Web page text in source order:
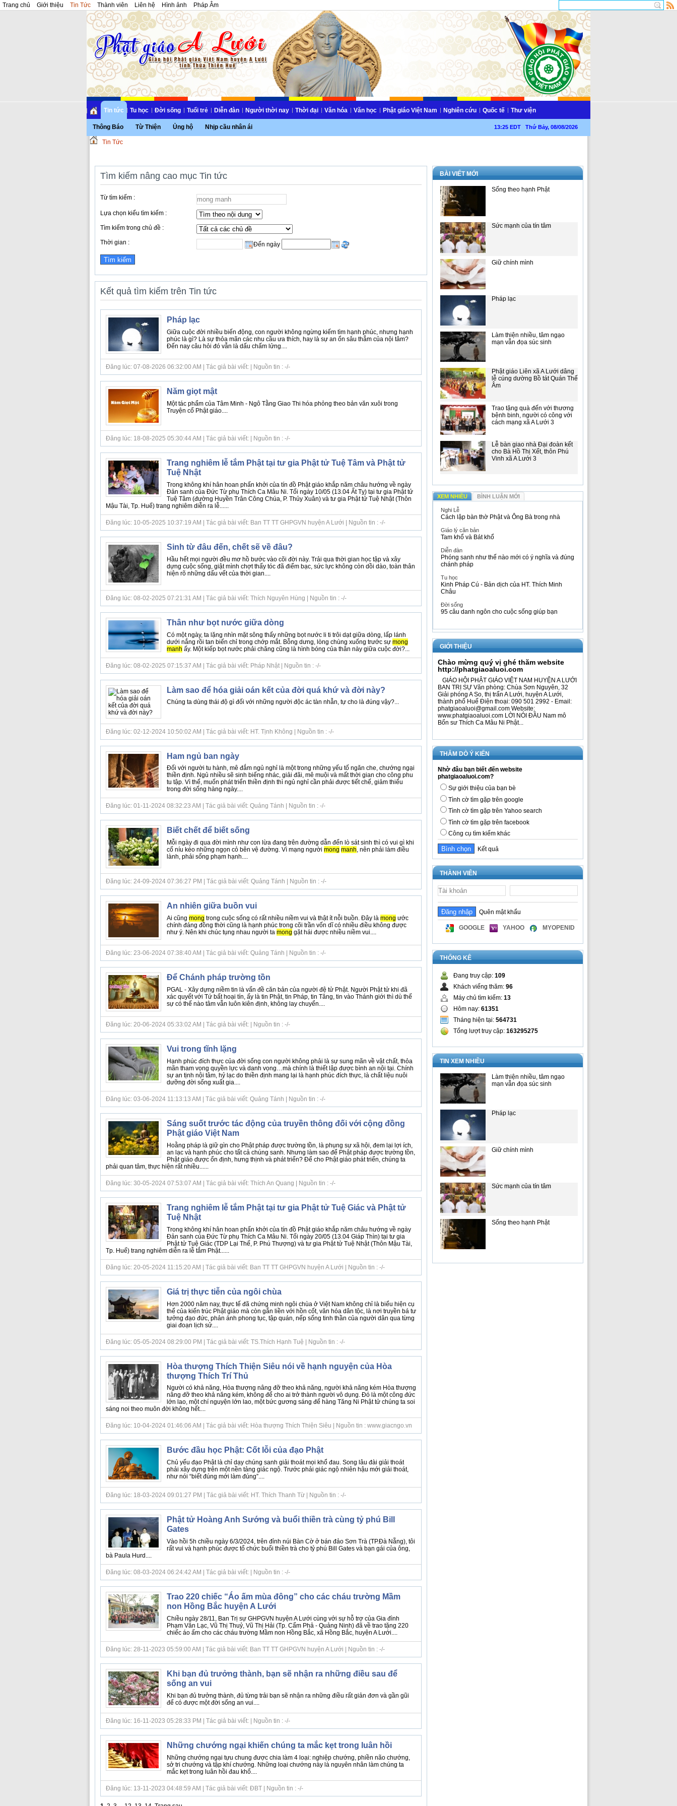
Trang chủ Giới thiệu Tin Tức Thành viên Liên hệ Hình ảnh Pháp Âm
Tin tức
Thông Báo Từ Thiện Ủng hộ Nhịp cầu nhân ái
Tu học Đời sống Tuổi trẻ Diễn đàn Người thời nay Thời đại Văn hóa Văn học Phật giáo Việt Nam Nghiên cứu Quốc tế Thư viện
13:25 EDT Thứ Bảy, 08/08/2026
Tin Tức
Tìm kiếm nâng cao mục Tin tức
Từ tìm kiếm :
Lựa chọn kiểu tìm kiếm :
Tìm kiếm trong chủ đề :
Thời gian : Đến ngày
Kết quả tìm kiếm trên Tin tức
Pháp lạc
Giữa cuộc đời nhiều biến động, con người không ngừng kiếm tìm hạnh phúc, nhưng hạnh
phúc là gì? Là sự thỏa mãn các nhu cầu ưa thích, hay là sự an ổn sâu thẳm của nội tâm?
Đến nay câu hỏi đó vẫn là dấu chấm lửng....
Đăng lúc: 07-08-2026 06:32:00 AM | Tác giả bài viết: | Nguồn tin : -/-
Năm giọt mật
Một tác phẩm của Tâm Minh - Ngô Tằng Giao Thi hóa phỏng theo bản văn xuôi trong
Truyện cổ Phật giáo....
Đăng lúc: 18-08-2025 05:30:44 AM | Tác giả bài viết: | Nguồn tin : -/-
Trang nghiêm lễ tắm Phật tại tư gia Phật tử Tuệ Tâm và Phật tử
Tuệ Nhật
Trong không khí hân hoan phấn khởi của tín đồ Phật giáo khắp năm châu hướng về ngày
Đản sanh của Đức Từ phụ Thích Ca Mâu Ni. Tối ngày 10/05 (13.04 Ất Tỵ) tại tư gia Phật tử
Tuệ Tâm (đường Huyền Trân Công Chúa, P. Thủy Xuân) và tư gia Phật tử Tuệ Nhật (Thôn
Mậu Tài, Tp. Huế) trang nghiêm diễn ra lễ......
Đăng lúc: 10-05-2025 10:37:19 AM | Tác giả bài viết: Ban TT TT GHPGVN huyện A Lưới | Nguồn tin : -/-
Sinh từ đâu đến, chết sẽ về đâu?
Hầu hết mọi người đều mơ hồ bước vào cõi đời này. Trải qua thời gian học tập và xây
dựng cuộc sống, giật mình chợt thấy tóc đã điểm bạc, sức lực không còn dồi dào, toàn thân
hiện rõ những dấu vết của thời gian....
Đăng lúc: 08-02-2025 07:21:31 AM | Tác giả bài viết: Thích Nguyên Hùng | Nguồn tin : -/-
Thân như bọt nước giữa dòng
Có một ngày, ta lặng nhìn mặt sông thấy những bọt nước li ti trôi dạt giữa dòng, lấp lánh
dưới nắng rồi tan biến chỉ trong chớp mắt. Bỗng dưng, lòng chùng xuống trước sự mong
manh ấy. Một kiếp bọt nước phải chăng cũng là hình bóng của thân này giữa cuộc đời?...
Đăng lúc: 08-02-2025 07:15:37 AM | Tác giả bài viết: Pháp Nhật | Nguồn tin : -/-
Làm sao để hóa giải oán kết của đời quá khứ và đời này?
Chúng ta dùng thái độ gì đối với những người độc ác tàn nhẫn, tự cho là đúng vậy?...
Đăng lúc: 02-12-2024 10:50:02 AM | Tác giả bài viết: HT. Tịnh Không | Nguồn tin : -/-
Ham ngủ ban ngày
Đối với người tu hành, mê đắm ngủ nghỉ là một trong những yếu tố ngăn che, chướng ngại
thiền định. Ngủ nhiều sẽ sinh biếng nhác, giải đãi, mê muội và mất thời gian cho công phu
tu tập. Vì thế, muốn phát triển thiền định thì ngủ nghỉ cần phải được tiết chế, giảm thiểu
trong đời sống hàng ngày....
Đăng lúc: 01-11-2024 08:32:23 AM | Tác giả bài viết: Quảng Tánh | Nguồn tin : -/-
Biết chết để biết sống
Mỗi ngày đi qua đời mình như con lừa đang trên đường dẫn đến lò sát sinh thì có vui gì khi
cố níu kéo những ngọn cỏ bên vệ đường. Vì mạng người mong manh, nên phải làm điều
lành, phải sống phạm hạnh....
Đăng lúc: 24-09-2024 07:36:27 PM | Tác giả bài viết: Quảng Tánh | Nguồn tin : -/-
An nhiên giữa buồn vui
Ai cũng mong trong cuộc sống có rất nhiều niềm vui và thật ít nỗi buồn. Đây là mong ước
chính đáng đồng thời cũng là hạnh phúc trong cõi trần vốn dĩ có nhiều điều không được
như ý. Nên khi chúc tụng nhau người ta mong gặt hái được nhiều niềm vui....
Đăng lúc: 23-06-2024 07:38:40 AM | Tác giả bài viết: Quảng Tánh | Nguồn tin : -/-
Để Chánh pháp trường tồn
PGAL - Xây dựng niềm tin là vấn đề căn bản của người đệ tử Phật. Người Phật tử khi đã
xác quyết với Tứ bất hoại tín, ấy là tin Phật, tin Pháp, tin Tăng, tin vào Thánh giới thì dù thế
sự có thế nào tâm vẫn luôn kiên định, không lay chuyển....
Đăng lúc: 20-06-2024 05:33:02 AM | Tác giả bài viết: | Nguồn tin : -/-
Vui trong tĩnh lặng
Hạnh phúc đích thực của đời sống con người không phải là sự sung mãn về vật chất, thỏa
mãn tham vọng quyền lực và danh vọng…mà chính là thiết lập được bình an nội tại. Chính
sự an tịnh nội tâm, hỷ lạc do thiền định mang lại là hạnh phúc đích thực, là chất liệu nuôi
dưỡng đời sống xuất gia....
Đăng lúc: 03-06-2024 11:13:13 AM | Tác giả bài viết: Quảng Tánh | Nguồn tin : -/-
Sáng suốt trước tác động của truyền thông đối với cộng đồng
Phật giáo Việt Nam
Hoằng pháp là giữ gìn cho Phật pháp được trường tồn, là phụng sự xã hội, đem lại lợi ích,
an lạc và hạnh phúc cho tất cả chúng sanh. Nhưng làm sao để Phật pháp được trường tồn,
Phật giáo được ổn định, hưng thịnh và phát triển? Để cho Phật giáo phát triển, chúng ta
phải quan tâm, thực hiện rất nhiều......
Đăng lúc: 30-05-2024 07:53:07 AM | Tác giả bài viết: Thích An Quang | Nguồn tin : -/-
Trang nghiêm lễ tắm Phật tại tư gia Phật tử Tuệ Giác và Phật tử
Tuệ Nhật
Trong không khí hân hoan phấn khởi của tín đồ Phật giáo khắp năm châu hướng về ngày
Đản sanh của Đức Từ phụ Thích Ca Mâu Ni. Tối ngày 20/05 (13.04 Giáp Thìn) tại tư gia
Phật tử Tuệ Giác (TDP Lại Thế, P. Phú Thượng) và tư gia Phật tử Tuệ Nhật (Thôn Mậu Tài,
Tp. Huế) trang nghiêm diễn ra lễ tắm Phật......
Đăng lúc: 20-05-2024 11:15:20 AM | Tác giả bài viết: Ban TT TT GHPGVN huyện A Lưới | Nguồn tin : -/-
Giá trị thực tiễn của ngôi chùa
Hơn 2000 năm nay, thực tế đã chứng minh ngôi chùa ở Việt Nam không chỉ là biểu hiện cụ
thể của kiến trúc Phật giáo mà còn gắn liền với hồn cốt, văn hóa dân tộc, là nơi truyền bá tư
tưởng đạo đức, phản ánh phong tục, tập quán, nếp sống tinh thần của người dân qua từng
giai đoạn lịch sử....
Đăng lúc: 05-05-2024 08:29:00 PM | Tác giả bài viết: TS.Thích Hạnh Tuệ | Nguồn tin : -/-
Hòa thượng Thích Thiện Siêu nói về hạnh nguyện của Hòa
thượng Thích Trí Thủ
Người có khả năng, Hòa thượng nâng đỡ theo khả năng, người khả năng kém Hòa thượng
nâng đỡ theo khả năng kém, không để cho ai trở thành người vô dụng. Đó là một công đức
lớn lao, một chí nguyện lớn lao, một bức gương sáng để hàng Tăng Ni Phật tử chúng ta soi
sáng noi theo muôn đời không hết....
Đăng lúc: 10-04-2024 01:46:06 AM | Tác giả bài viết: Hòa thượng Thích Thiện Siêu | Nguồn tin : www.giacngo.vn
Bước đầu học Phật: Cốt lỗi của đạo Phật
Chủ yếu đạo Phật là chỉ dạy chúng sanh giải thoát mọi khổ đau. Song lâu đài giải thoát
phải xây dựng trên một nền tảng giác ngộ. Trước phải giác ngộ nhiên hậu mới giải thoát,
như nói “biết đúng mới làm đúng”....
Đăng lúc: 18-03-2024 09:01:27 PM | Tác giả bài viết: HT. Thích Thanh Từ | Nguồn tin : -/-
Phật tử Hoàng Anh Sướng và buổi thiền trà cùng tỷ phú Bill
Gates
Vào hồi 5h chiều ngày 6/3/2024, trên đỉnh núi Bàn Cờ ở bán đảo Sơn Trà (TP.Đà Nẵng), tôi
rất vui và hạnh phúc được tổ chức buổi thiền trà cho tỷ phú Bill Gates và bạn gái của ông,
bà Paula Hurd....
Đăng lúc: 08-03-2024 06:24:42 AM | Tác giả bài viết: | Nguồn tin : -/-
Trao 220 chiếc “Áo ấm mùa đông” cho các cháu trường Mầm
non Hồng Bắc huyện A Lưới
Chiều ngày 28/11, Ban Trị sự GHPGVN huyện A Lưới cùng với sự hỗ trợ của Gia đình
Phạm Văn Lạc, Vũ Thị Thuỷ, Vũ Thị Hải (Tp. Cẩm Phả - Quảng Ninh) đã về trao tặng 220
chiếc áo ấm cho các cháu trường Mầm non Hồng Bắc, xã Hồng Bắc, huyện A Lưới....
Đăng lúc: 28-11-2023 05:59:00 AM | Tác giả bài viết: Ban TT TT GHPGVN huyện A Lưới | Nguồn tin : -/-
Khi bạn đủ trưởng thành, bạn sẽ nhận ra những điều sau để
sống an vui
Khi bạn đủ trưởng thành, đủ từng trải bạn sẽ nhận ra những điều rất giản đơn và gần gũi
để có được một đời sống an vui....
Đăng lúc: 16-11-2023 05:28:33 PM | Tác giả bài viết: | Nguồn tin : -/-
Những chướng ngại khiến chúng ta mắc kẹt trong luân hồi
Những chướng ngại tựu chung được chia làm 4 loại: nghiệp chướng, phiền não chướng,
sở tri chướng và tập khí chướng. Những loại chướng này là nguyên nhân làm chúng ta
mắc kẹt trong luân hồi đau khổ....
Đăng lúc: 13-11-2023 04:48:59 AM | Tác giả bài viết: ĐBT | Nguồn tin : -/-
BÀI VIẾT MỚI
Sống theo hạnh Phật
Sức mạnh của tín tâm
Giữ chính mình
Pháp lạc
Làm thiện nhiều, tâm ngạo
mạn vẫn đọa súc sinh
Phật giáo Liên xã A Lưới dâng
lễ cúng dường Bồ tát Quán Thế
Âm
Trao tặng quà đến với thương
bệnh binh, người có công với
cách mạng xã A Lưới 3
Lễ bàn giao nhà Đại đoàn kết
cho Bà Hồ Thị Xết, thôn Phú
Vinh xã A Lưới 3
XEM NHIỀU BÌNH LUẬN MỚI
Nghi Lễ
Cách lập bàn thờ Phật và Ông Bà trong nhà
Giáo lý căn bản
Tam khổ và Bát khổ
Diễn đàn
Phóng sanh như thế nào mới có ý nghĩa và đúng
chánh pháp
Tu học
Kinh Pháp Cú - Bản dịch của HT. Thích Minh
Châu
Đời sống
95 câu danh ngôn cho cuộc sống giúp bạn
GIỚI THIỆU
Chào mừng quý vị ghé thăm website
http://phatgiaoaluoi.com
GIÁO HỘI PHẬT GIÁO VIỆT NAM HUYỆN A LƯỚI
BAN TRỊ SỰ Văn phòng: Chùa Sơn Nguyên, 32
Giải phóng A So, thị trấn A Lưới, huyện A Lưới,
thành phố Huế Điện thoại: 090 501 2992 - Email:
phatgiaoaluoi@gmail.com Website:
www.phatgiaoaluoi.com LỜI NÓI ĐẦU Nam mô
Bổn sư Thích Ca Mâu Ni Phật...
THĂM DÒ Ý KIẾN
Nhờ đâu bạn biết đến website
phatgiaoaluoi.com?
Sự giới thiệu của bạn bè
Tình cờ tìm gặp trên google
Tình cờ tìm gặp trên Yahoo search
Tình cờ tìm gặp trên facebook
Công cụ tìm kiếm khác
Kết quả
THÀNH VIÊN
Quên mật khẩu
GOOGLE YAHOO MYOPENID
THỐNG KÊ
Đang truy cập: 109
Khách viếng thăm: 96
Máy chủ tìm kiếm: 13
Hôm nay: 61351
Tháng hiện tại: 564731
Tổng lượt truy cập: 163295275
TIN XEM NHIỀU
Làm thiện nhiều, tâm ngạo
mạn vẫn đọa súc sinh
Pháp lạc
Giữ chính mình
Sức mạnh của tín tâm
Sống theo hạnh Phật